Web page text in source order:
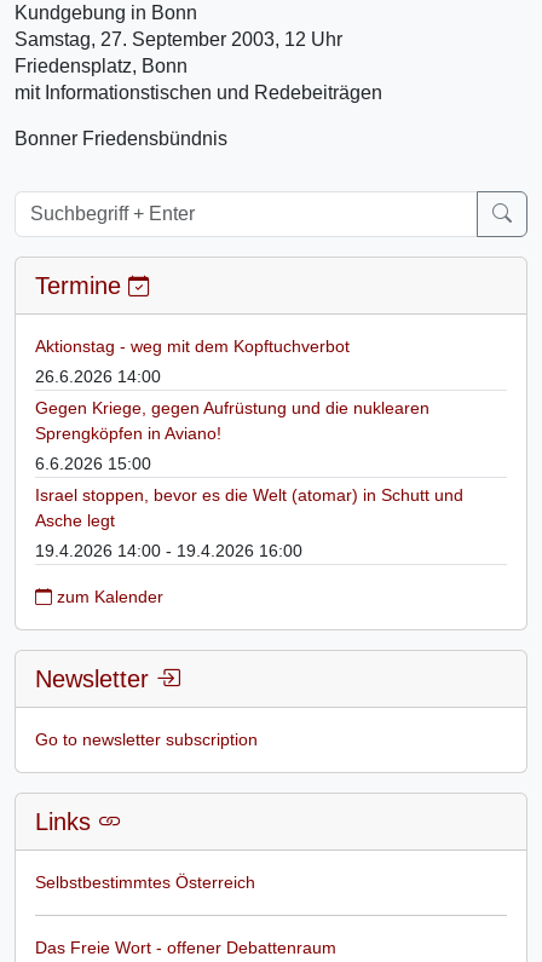
Kundgebung in Bonn
Samstag, 27. September 2003, 12 Uhr
Friedensplatz, Bonn
mit Informationstischen und Redebeiträgen
Bonner Friedensbündnis
Termine
Aktionstag - weg mit dem Kopftuchverbot
26.6.2026 14:00
Gegen Kriege, gegen Aufrüstung und die nuklearen
Sprengköpfen in Aviano!
6.6.2026 15:00
Israel stoppen, bevor es die Welt (atomar) in Schutt und
Asche legt
19.4.2026 14:00 - 19.4.2026 16:00
zum Kalender
Newsletter
Go to newsletter subscription
Links
Selbstbestimmtes Österreich
Das Freie Wort - offener Debattenraum